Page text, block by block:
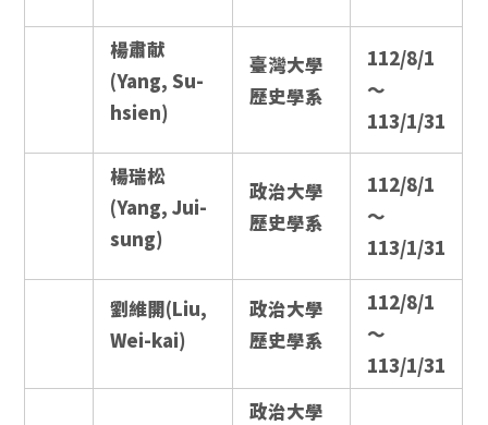
楊肅献
(Yang, Su-
hsien)
臺灣大學
歷史學系
112/8/1
～
113/1/31
楊瑞松
(Yang, Jui-
sung)
政治大學
歷史學系
112/8/1
～
113/1/31
劉維開(Liu,
Wei-kai)
政治大學
歷史學系
112/8/1
～
113/1/31
政治大學